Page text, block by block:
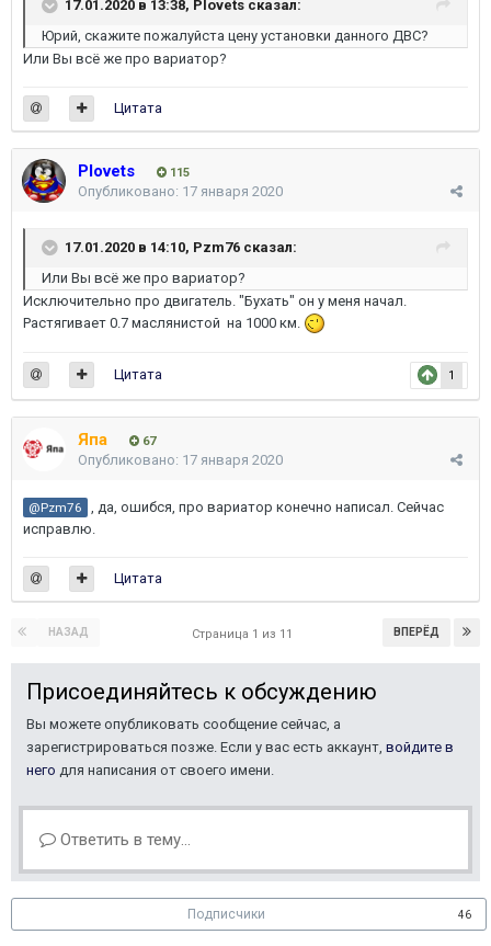
17.01.2020 в 13:38, Plovets сказал:
Юрий, скажите пожалуйста цену установки данного ДВС?
Или Вы всё же про вариатор?
Цитата
Plovets 115
Опубликовано: 17 января 2020
17.01.2020 в 14:10, Pzm76 сказал:
Или Вы всё же про вариатор?
Исключительно про двигатель. "Бухать" он у меня начал.
Растягивает 0.7 маслянистой на 1000 км.
1
Цитата
Япа 67
Опубликовано: 17 января 2020
@Pzm76
, да, ошибся, про вариатор конечно написал. Сейчас
исправлю.
Цитата
НАЗАД ВПЕРЁД
Страница 1 из 11
Присоединяйтесь к обсуждению
Вы можете опубликовать сообщение сейчас, а
зарегистрироваться позже. Если у вас есть аккаунт, войдите в
него для написания от своего имени.
Ответить в тему...
Подписчики 46